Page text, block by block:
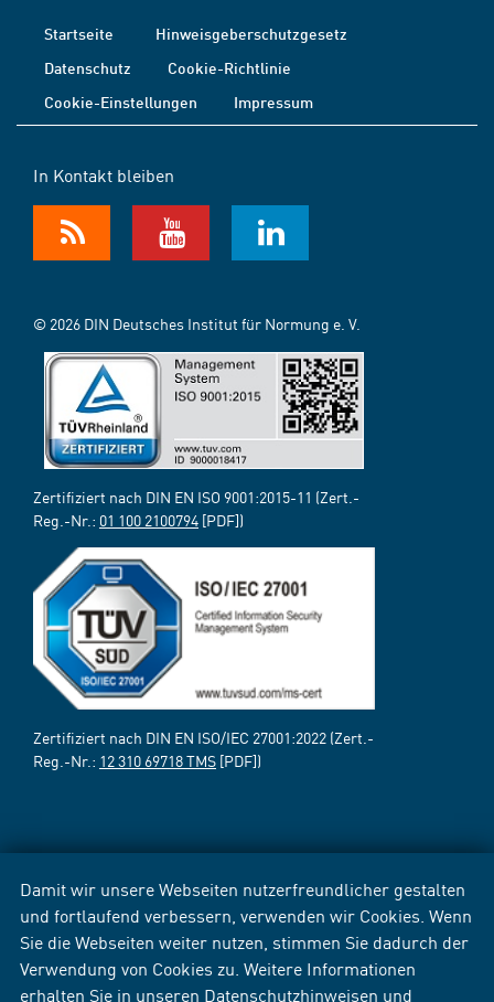
Damit wir unsere Webseiten nutzerfreundlicher gestalten
und fortlaufend verbessern, verwenden wir Cookies. Wenn
Sie die Webseiten weiter nutzen, stimmen Sie dadurch der
Verwendung von Cookies zu. Weitere Informationen
erhalten Sie in unseren Datenschutzhinweisen und
Startseite
Hinweisgeberschutzgesetz
Datenschutz
Cookie-Richtlinie
Cookie-Einstellungen
Impressum
In Kontakt bleiben
© 2026 DIN Deutsches Institut für Normung e. V.
Zertifiziert nach DIN EN ISO 9001:2015-11 (Zert.-
Reg.-Nr.: 01 100 2100794 [PDF])
Zertifiziert nach DIN EN ISO/IEC 27001:2022 (Zert.-
Reg.-Nr.: 12 310 69718 TMS [PDF])